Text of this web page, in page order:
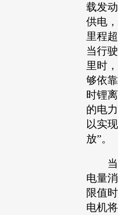
载发
供电，
里程
当行
里时，
够依
时锂
的电
以实
放”。
当
电量
限值
电机